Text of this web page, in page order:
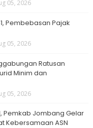
05, 2026
Pembebasan Pajak
05, 2026
Ratusan
Minim dan
05, 2026
Pemkab Jombang Gelar
Kebersamaan ASN